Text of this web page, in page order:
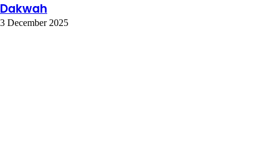
Dakwah
3 December 2025